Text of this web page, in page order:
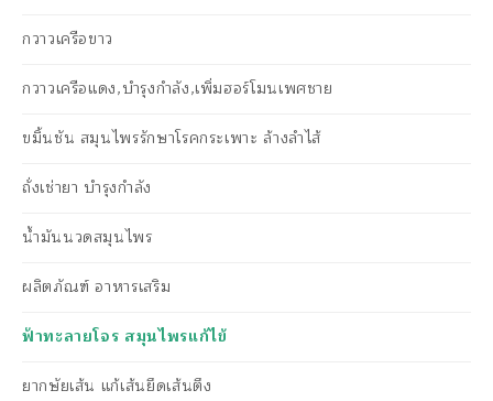
กวาวเครือขาว
กวาวเครือแดง,บำรุงกำลัง,เพิ่มฮอร์โมนเพศชาย
ขมิ้นชัน สมุนไพรรักษาโรคกระเพาะ ล้างลำไส้
ถั่งเช่ายา บำรุงกำลัง
น้ำมันนวดสมุนไพร
ผลิตภัณฑ์ อาหารเสริม
ฟ้าทะลายโจร สมุนไพรแก้ไข้
ยากษัยเส้น แก้เส้นยึดเส้นตึง